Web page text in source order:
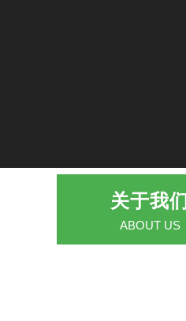
关于我们
ABOUT US